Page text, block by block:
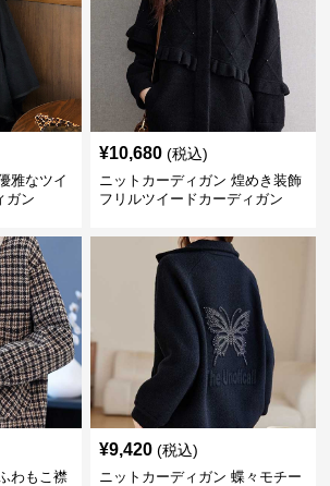
雅なツイ
ガン
¥10,680 (税込)
ニットカーディガン 煌めき装飾
フリルツイードカーディガン
わもこ襟
¥9,420 (税込)
ニットカーディガン 蝶々モチー